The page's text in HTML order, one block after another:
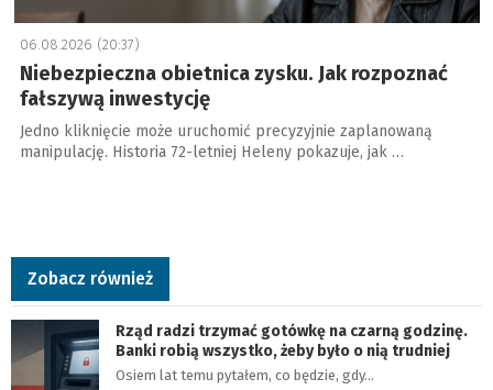
06.08.2026 (20:37)
Niebezpieczna obietnica zysku. Jak rozpoznać
fałszywą inwestycję
Jedno kliknięcie może uruchomić precyzyjnie zaplanowaną
manipulację. Historia 72-letniej Heleny pokazuje, jak …
Zobacz również
Rząd radzi trzymać gotówkę na czarną godzinę.
Banki robią wszystko, żeby było o nią trudniej
Osiem lat temu pytałem, co będzie, gdy…